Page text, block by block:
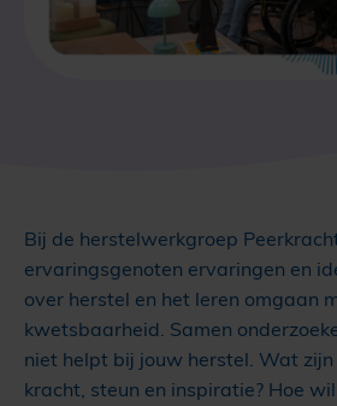
Bij de herstelwerkgroep
ervaringsgenoten ervaringen en
over herstel en het leren omgaan
kwetsbaarheid. Samen
niet helpt bij jouw herstel. Wat zijn
kracht, steun en inspiratie? Hoe